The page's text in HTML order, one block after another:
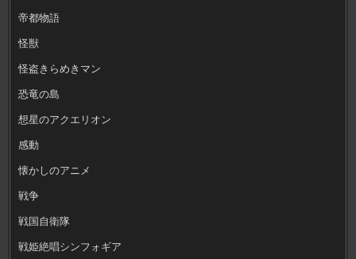
帝都物語
怪獣
怪盗きらめきマン
恐竜の島
想星のアクエリオン
感動
懐かしのアニメ
戦争
戦国自衛隊
戦姫絶唱シンフォギア